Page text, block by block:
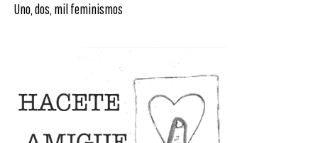
Uno, dos, mil feminismos